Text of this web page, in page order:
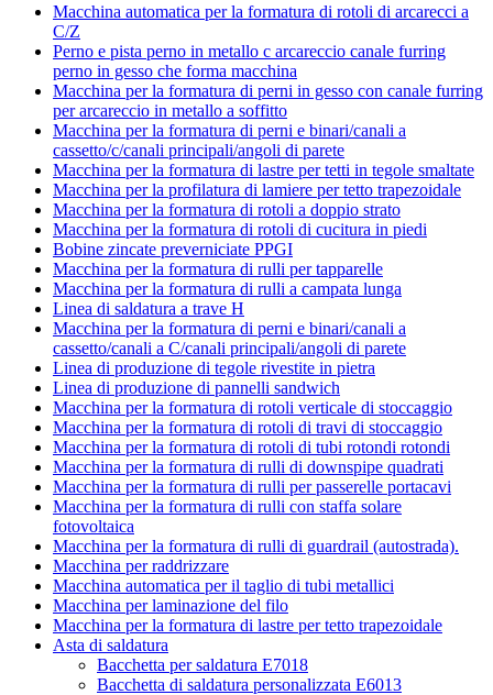
Macchina automatica per la formatura di rotoli di arcarecci a
C/Z
Perno e pista perno in metallo c arcareccio canale furring
perno in gesso che forma macchina
Macchina per la formatura di perni in gesso con canale furring
per arcareccio in metallo a soffitto
Macchina per la formatura di perni e binari/canali a
cassetto/c/canali principali/angoli di parete
Macchina per la formatura di lastre per tetti in tegole smaltate
Macchina per la profilatura di lamiere per tetto trapezoidale
Macchina per la formatura di rotoli a doppio strato
Macchina per la formatura di rotoli di cucitura in piedi
Bobine zincate preverniciate PPGI
Macchina per la formatura di rulli per tapparelle
Macchina per la formatura di rulli a campata lunga
Linea di saldatura a trave H
Macchina per la formatura di perni e binari/canali a
cassetto/canali a C/canali principali/angoli di parete
Linea di produzione di tegole rivestite in pietra
Linea di produzione di pannelli sandwich
Macchina per la formatura di rotoli verticale di stoccaggio
Macchina per la formatura di rotoli di travi di stoccaggio
Macchina per la formatura di rotoli di tubi rotondi rotondi
Macchina per la formatura di rulli di downspipe quadrati
Macchina per la formatura di rulli per passerelle portacavi
Macchina per la formatura di rulli con staffa solare
fotovoltaica
Macchina per la formatura di rulli di guardrail (autostrada).
Macchina per raddrizzare
Macchina automatica per il taglio di tubi metallici
Macchina per laminazione del filo
Macchina per la formatura di lastre per tetto trapezoidale
Asta di saldatura
Bacchetta per saldatura E7018
Bacchetta di saldatura personalizzata E6013